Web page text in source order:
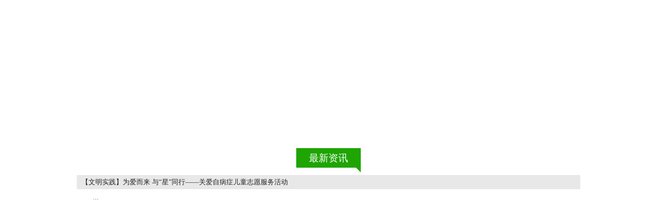
最新资讯
【文明实践】为爱而来 与“星”同行——关爱自病症儿童志愿服务活动
...